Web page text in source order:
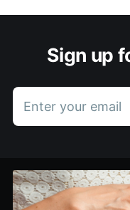
Sign up
Enter your email